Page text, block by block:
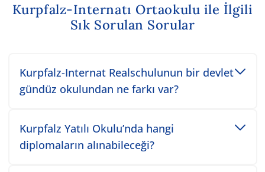
Kurpfalz-Internatı Ortaokulu ile İlgili
Sık Sorulan Sorular
Kurpfalz-Internat Realschulunun bir devlet
gündüz okulundan ne farkı var?
Toggle accordion item
Kurpfalz Yatılı Okulu’nda hangi
diplomaların alınabileceği?
Toggle accordion item